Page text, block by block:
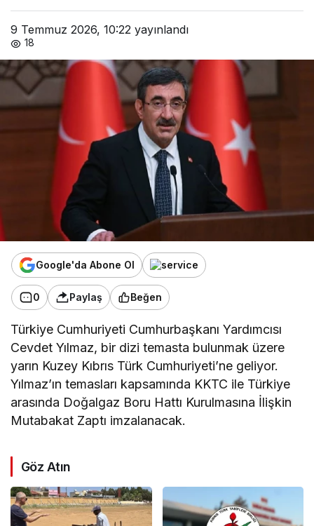
9 Temmuz 2026, 10:22 yayınlandı
18
Google'da Abone Ol
0 Paylaş Beğen
Türkiye Cumhuriyeti Cumhurbaşkanı Yardımcısı
Cevdet Yılmaz, bir dizi temasta bulunmak üzere
yarın Kuzey Kıbrıs Türk Cumhuriyeti’ne geliyor.
Yılmaz’ın temasları kapsamında KKTC ile Türkiye
arasında Doğalgaz Boru Hattı Kurulmasına İlişkin
Mutabakat Zaptı imzalanacak.
Göz Atın